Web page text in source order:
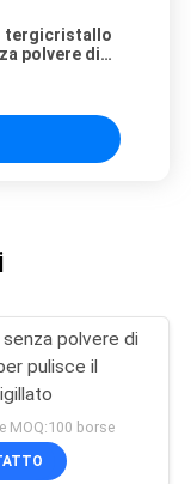
tergicristallo
polvere di
senza polvere di
pulisce il
MOQ:100 borse